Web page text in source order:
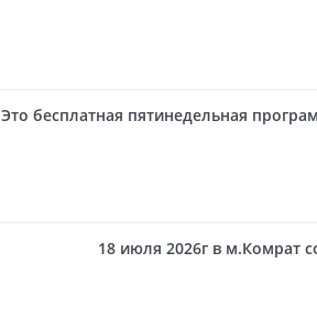
Это бесплатная пятинедельная
18 июля 2026г в м.Комрат